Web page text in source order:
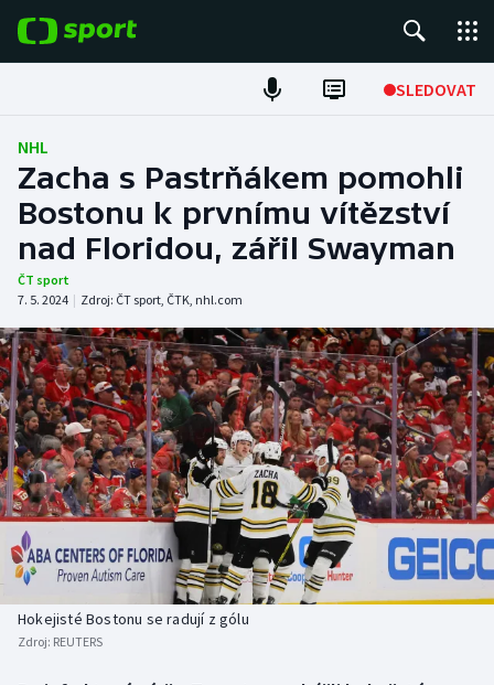
SLEDOVAT
Fotbal
Hokej
Tenis
Atletika
Cyklistika
DALŠÍ SPORTY
Americký fotbal
Baseball a softbal
Basketbal
Biatlon
NEPŘEHLÉDNĚTE
Soutěže
Historické návraty
Aplikace ČT sport
NHL
Zacha s Pastrňákem pomohli
Bostonu k prvnímu vítězství
nad Floridou, zářil Swayman
ČT sport
7. 5. 2024 | Zdroj: ČT sport, ČTK, nhl.com
Hokejisté Bostonu se radují z gólu
Zdroj: REUTERS